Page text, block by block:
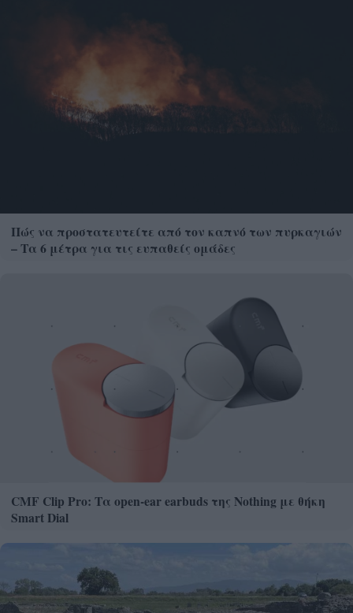
Πώς να προστατευτείτε από τον καπνό των πυρκαγιών
– Τα 6 μέτρα για τις ευπαθείς ομάδες
CMF Clip Pro: Τα open-ear earbuds της Nothing με θήκη
Smart Dial